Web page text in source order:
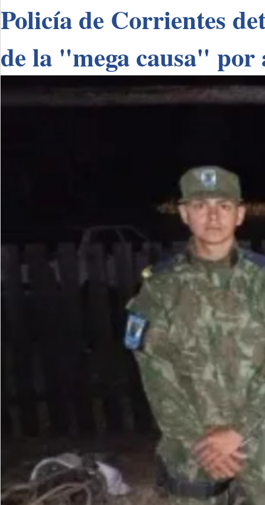
Policía de Corrientes
de la "mega causa" por